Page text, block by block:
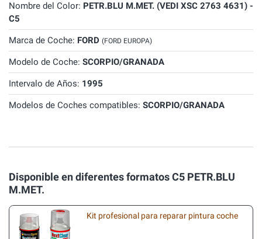
Nombre del Color: PETR.BLU M.MET. (VEDI XSC 2763 4631) -
C5
Marca de Coche: FORD (FORD EUROPA)
Modelo de Coche: SCORPIO/GRANADA
Intervalo de Años: 1995
Modelos de Coches compatibles: SCORPIO/GRANADA
Disponible en diferentes formatos C5 PETR.BLU
M.MET.
Kit profesional para reparar pintura coche